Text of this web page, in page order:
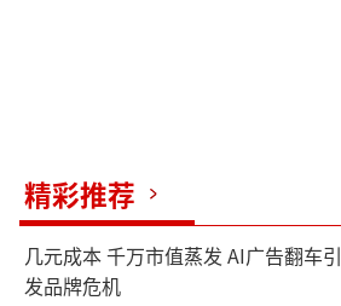
精彩推荐
几元成本 千万市值蒸发 AI广告翻车引
发品牌危机